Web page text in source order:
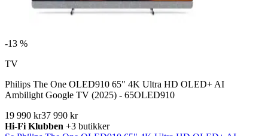
-13 %
TV
Philips The One OLED910 65" 4K Ultra HD OLED+ AI
Ambilight Google TV (2025) - 65OLED910
19 990 kr37 990 kr
Hi-Fi Klubben +3 butikker